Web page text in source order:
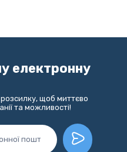
електронну
щоб миттєво
та можливості!